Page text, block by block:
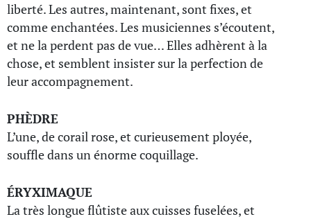
liberté. Les autres, maintenant, sont fixes, et
comme enchantées. Les musiciennes s’écoutent,
et ne la perdent pas de vue… Elles adhèrent à la
chose, et semblent insister sur la perfection de
leur accompagnement.
PHÈDRE
L’une, de corail rose, et curieusement ployée,
souffle dans un énorme coquillage.
ÉRYXIMAQUE
La très longue flûtiste aux cuisses fuselées, et